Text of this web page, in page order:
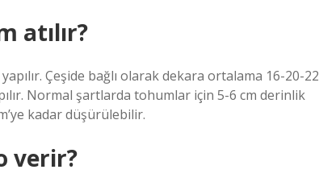
atılır?
Çeşide bağlı olarak dekara ortalama 16-20-22
Normal şartlarda tohumlar için 5-6 cm derinlik
kadar düşürülebilir.
verir?